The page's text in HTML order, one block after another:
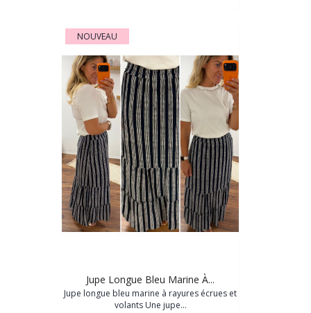
Jupe Longue Bleu Marine À...
Jupe longue bleu marine à rayures écrues et
volants Une jupe...
NOUVEAU